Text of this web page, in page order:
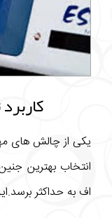
یکی از چالش های
انتخاب بهترین
اف به حداکثر